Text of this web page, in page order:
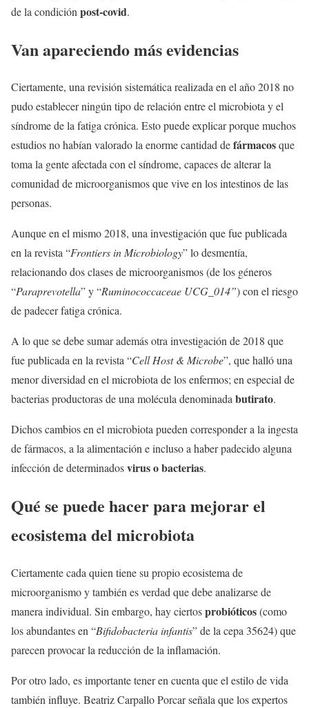
de la condición post-covid.
Van apareciendo más evidencias
Ciertamente, una revisión sistemática realizada en el año 2018 no
pudo establecer ningún tipo de relación entre el microbiota y el
síndrome de la fatiga crónica. Esto puede explicar porque muchos
estudios no habían valorado la enorme cantidad defármacosque
toma la gente afectada con el síndrome, capaces de alterar la
comunidad de microorganismos que vive en los intestinos de las
personas.
Aunque en el mismo 2018, una investigación que fue publicada
en la revista “Frontiers in Microbiology” lo desmentía,
relacionando dos clases de microorganismos (de los géneros
“Paraprevotella” y “Ruminococcaceae UCG_014”) con el riesgo
de padecer fatiga crónica.
A lo que se debe sumar además otra investigación de 2018 que
fue publicada en la revista “Cell Host & Microbe”, que halló una
menor diversidad en el microbiota de los enfermos; en especial de
bacterias productoras de una molécula denominadabutirato.
Dichos cambios en el microbiota pueden corresponder a la ingesta
de fármacos, a la alimentación e incluso a haber padecido alguna
infección de determinadosvirus o bacterias.
Qué se puede hacer para mejorar el
ecosistema del microbiota
Ciertamente cada quien tiene su propio ecosistema de
microorganismo y también es verdad que debe analizarse de
manera individual. Sin embargo, hay ciertosprobióticos(como
los abundantes en “Bifidobacteria infantis” de la cepa 35624) que
parecen provocar la reducción de la inflamación.
Por otro lado, es importante tener en cuenta que el estilo de vida
también influye. Beatriz Carpallo Porcar señala que los expertos